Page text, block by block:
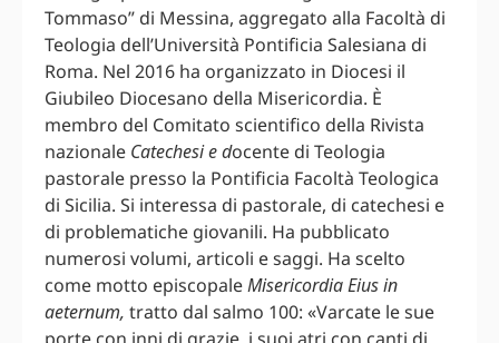
Tommaso” di Messina, aggregato alla Facoltà di
Teologia dell’Università Pontificia Salesiana di
Roma. Nel 2016 ha organizzato in Diocesi il
Giubileo Diocesano della Misericordia. È
membro del Comitato scientifico della Rivista
nazionale Catechesi e docente di Teologia
pastorale presso la Pontificia Facoltà Teologica
di Sicilia. Si interessa di pastorale, di catechesi e
di problematiche giovanili. Ha pubblicato
numerosi volumi, articoli e saggi. Ha scelto
come motto episcopaleMisericordia Eius in
aeternum, tratto dal salmo 100: «Varcate le sue